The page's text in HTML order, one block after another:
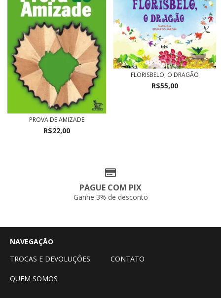
PROVA DE AMIZADE
R$22,00
FLORISBELO, O DRAGÃO
R$55,00
PAGUE COM PIX
Ganhe 3% de desconto
NAVEGAÇÃO
TROCAS E DEVOLUÇÔES
CONTATO
QUEM SOMOS